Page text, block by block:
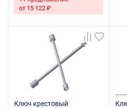
от 15 122 ₽
Ключ крестовый